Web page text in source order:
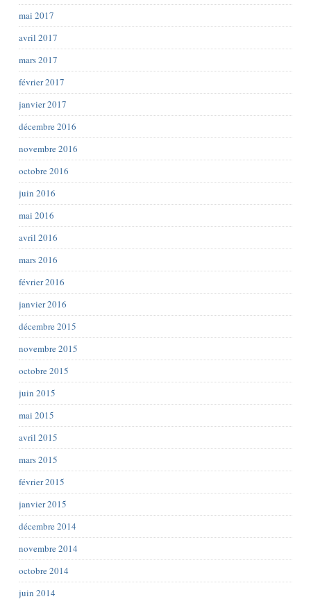
mai 2017
avril 2017
mars 2017
février 2017
janvier 2017
décembre 2016
novembre 2016
octobre 2016
juin 2016
mai 2016
avril 2016
mars 2016
février 2016
janvier 2016
décembre 2015
novembre 2015
octobre 2015
juin 2015
mai 2015
avril 2015
mars 2015
février 2015
janvier 2015
décembre 2014
novembre 2014
octobre 2014
juin 2014